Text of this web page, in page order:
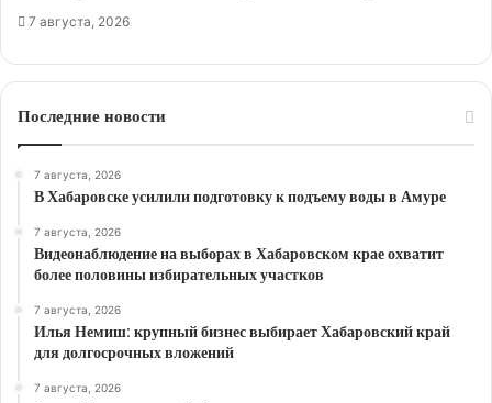
7 августа, 2026
Последние новости
7 августа, 2026
В Хабаровске усилили подготовку к подъему воды в Амуре
7 августа, 2026
Видеонаблюдение на выборах в Хабаровском крае охватит
более половины избирательных участков
7 августа, 2026
Илья Немиш: крупный бизнес выбирает Хабаровский край
для долгосрочных вложений
7 августа, 2026